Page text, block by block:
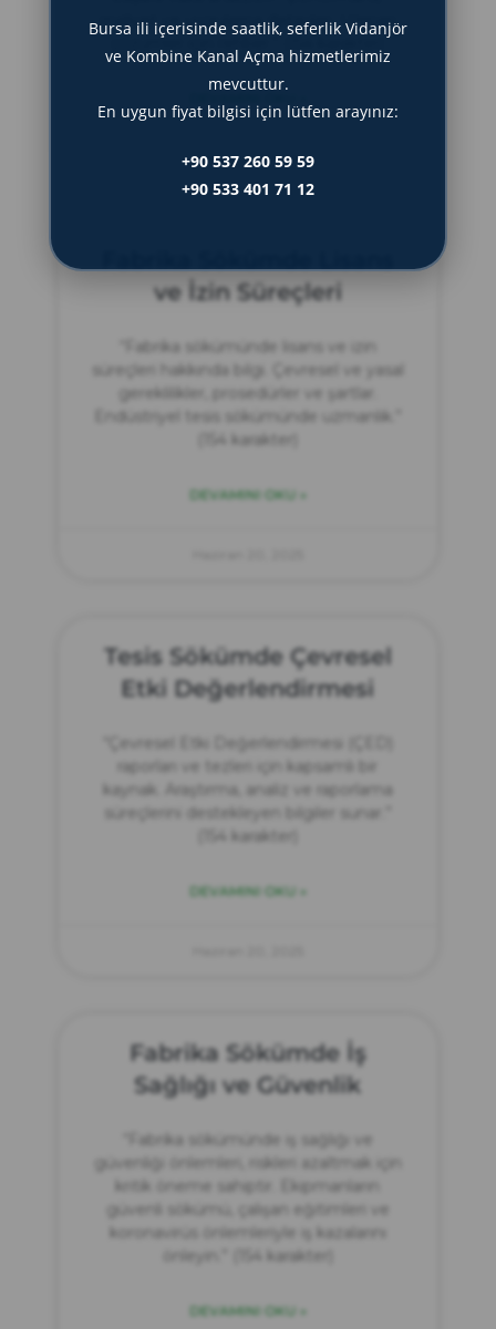
maliyet ve uygulama detayları. Uzman
çözümler için rehber.” (154 karakter)
Haziran 21, 2025
ve İzin Süreçleri
“Fabrika sökümünde lisans ve izin
süreçleri hakkında bilgi. Çevresel ve yasal
gereklilikler, prosedürler ve şartlar.
Endüstriyel tesis sökümünde uzmanlık.”
(154 karakter)
DEVAMINI OKU »
Tesis Sökümde Çevresel
Etki Değerlendirmesi
“Çevresel Etki Değerlendirmesi (ÇED)
raporları ve tezleri için kapsamlı bir
kaynak. Araştırma, analiz ve raporlama
süreçlerini destekleyen bilgiler sunar.”
(154 karakter)
DEVAMINI OKU »
Fabrika Sökümde İş
Sağlığı ve Güvenlik
“Fabrika sökümünde iş sağlığı ve
güvenliği önlemleri, riskleri azaltmak için
kritik öneme sahiptir. Ekipmanların
güvenli sökümü, çalışan eğitimleri ve
koronavirüs önlemleriyle iş kazalarını
önleyin.” (154 karakter)
DEVAMINI OKU »
Bursa ili içerisinde saatlik, seferlik Vidanjör
ve Kombine Kanal Açma hizmetlerimiz
mevcuttur.
En uygun fiyat bilgisi için lütfen arayınız:
+90 537 260 59 59
+90 533 401 71 12